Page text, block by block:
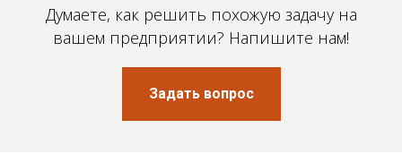
Думаете, как решить похожую задачу на
вашем предприятии? Напишите нам!
Задать вопрос